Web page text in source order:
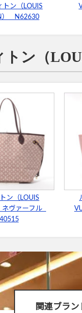
トン（LOUIS
） N62630
ン（
ン（LOUIS
ネヴァーフル
関連ブラ